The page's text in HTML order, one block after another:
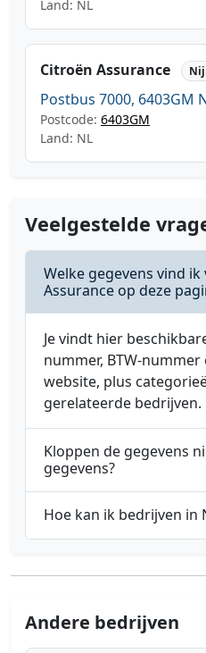
Land: NL
Citroën Assurance
Postbus 7000, 6403GM
Postcode: 6403GM
Land: NL
Veelgestelde
Welke gegevens vind ik
Assurance op deze
Je vindt hier
nummer, BTW-
website, plus
gerelateerde bedrijven.
Kloppen de gegevens
gegevens?
Hoe kan ik bedrijven in
Andere bedrijven